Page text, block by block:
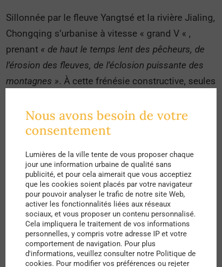
Sillonnée par le fleuve Yangtsé et la rivière Jialing,
Chongqing s’urbanise à vitesse « grand V « ,
prenant « de haut le temps lent des pêcheurs, de
l’érosion des fleuves, de l’éclosion puissante des
montagnes ». À cette frénésie constructive, seules
habitants veillent, flânent« en attendant avec
fatalité que les derniers bouts de terres nues
ruines d’un monde où la maison est reléguée à la
périphérie pour laisser place à des tours plus
hautes les unes que les autres :« Plus aucun
obstacle n’empêche les tours de s’élancer. Elles se
reproduisent presque à l’identique, comme des
métastases« .
C’est ce décalage temporel et spatial que Cyrus
Nous avons besoin de votre
consentement
Lumières de la ville tente de vous proposer chaque
jour une information urbaine de qualité sans
publicité, et pour cela aimerait que vous acceptiez
que les cookies soient placés par votre navigateur
pour pouvoir analyser le trafic de notre site Web,
activer les fonctionnalités liées aux réseaux
sociaux, et vous proposer un contenu personnalisé.
Cela impliquera le traitement de vos informations
personnelles, y compris votre adresse IP et votre
comportement de navigation. Pour plus
d'informations, veuillez consulter notre Politique de
cookies. Pour modifier vos préférences ou rejeter